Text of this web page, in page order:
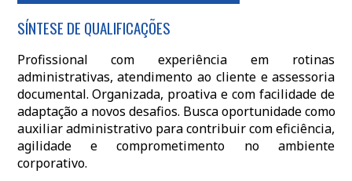
SÍNTESE DE QUALIFICAÇÕES
Profissional com experiência em rotinas
administrativas, atendimento ao cliente e assessoria
documental. Organizada, proativa e com facilidade de
adaptação a novos desafios. Busca oportunidade como
auxiliar administrativo para contribuir com eficiência,
agilidade e comprometimento no ambiente
corporativo.